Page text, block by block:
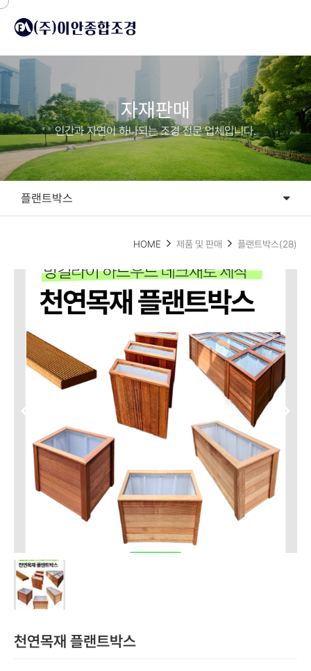
자재판매
인간과 자연이 하나되는 조경 전문 업체입니다.
플랜트박스
HOME 제품 및 판매 플랜트박스(28)
천연목재 플랜트박스